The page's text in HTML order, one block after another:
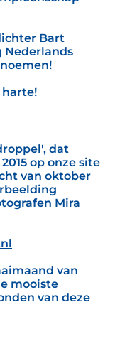
Bart
Nederlands
dat
op onze site
van oktober
Mira
van
mooiste
van deze